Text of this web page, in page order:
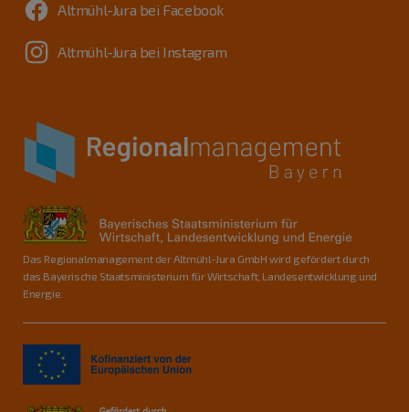
Altmühl-Jura bei Facebook
Altmühl-Jura bei Instagram
Das Regionalmanagement der Altmühl-Jura GmbH wird gefördert durch
das Bayerische Staatsministerium für Wirtschaft, Landesentwicklung und
Energie.